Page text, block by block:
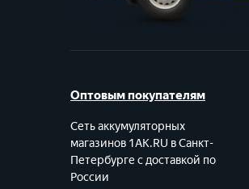
Оптовым покупателям
Сеть аккумуляторных
магазинов 1AK.RU в Санкт-
Петербурге с доставкой по
России